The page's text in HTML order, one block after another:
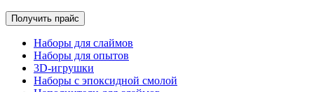
Получить прайс
Наборы для слаймов
Наборы для опытов
3D-игрушки
Наборы с эпоксидной смолой